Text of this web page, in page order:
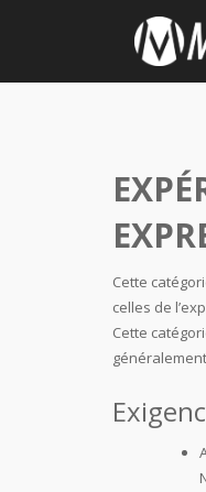
Cette
celles de
Cette